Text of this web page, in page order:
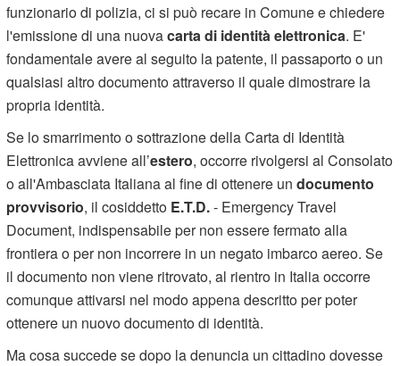
funzionario di polizia, ci si può recare in Comune e chiedere
l'emissione di una nuovacarta di identità elettronica. E'
fondamentale avere al seguito la patente, il passaporto o un
qualsiasi altro documento attraverso il quale dimostrare la
propria identità.
Se lo smarrimento o sottrazione della Carta di Identità
Elettronica avviene all’estero, occorre rivolgersi al Consolato
o all'Ambasciata Italiana al fine di ottenere undocumento
provvisorio, il cosiddetto E.T.D.- Emergency Travel
Document, indispensabile per non essere fermato alla
frontiera o per non incorrere in un negato imbarco aereo. Se
il documento non viene ritrovato, al rientro in Italia occorre
comunque attivarsi nel modo appena descritto per poter
ottenere un nuovo documento di identità.
Ma cosa succede se dopo la denuncia un cittadino dovesse